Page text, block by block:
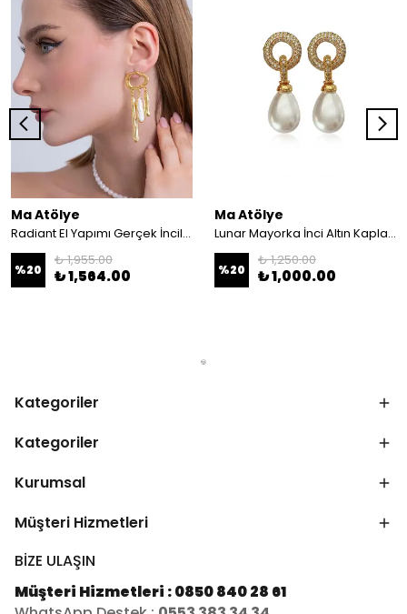
Ma Atölye
Radiant El Yapımı Gerçek İncili Küpe
%20
₺ 1,955.00
₺ 1,564.00
Ma Atölye
Lunar Mayorka İnci Altın Kaplama Zirkon Küpe
%20
₺ 1,250.00
₺ 1,000.00
Kategoriler
Kategoriler
Kurumsal
Müşteri Hizmetleri
BİZE ULAŞIN
Müşteri Hizmetleri : 0850 840 28 61